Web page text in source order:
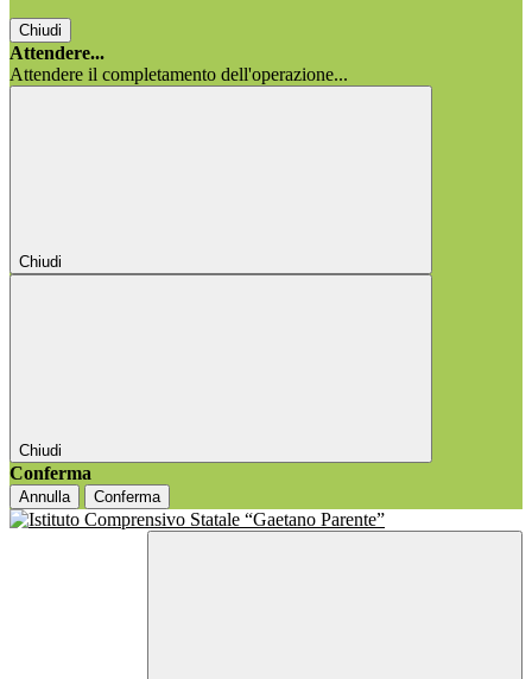
Chiudi
Attendere...
Attendere il completamento dell'operazione...
Chiudi
Chiudi
Conferma
Annulla Conferma